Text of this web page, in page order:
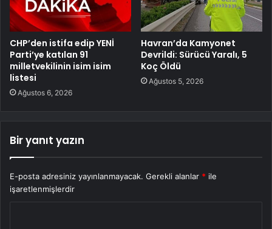
CHP’den istifa edip YENİ
Parti’ye katılan 91
milletvekilinin isim isim
listesi
Ağustos 6, 2026
Havran’da Kamyonet
Devrildi: Sürücü Yaralı, 5
Koç Öldü
Ağustos 5, 2026
Bir yanıt yazın
E-posta adresiniz yayınlanmayacak. Gerekli alanlar * ile
işaretlenmişlerdir